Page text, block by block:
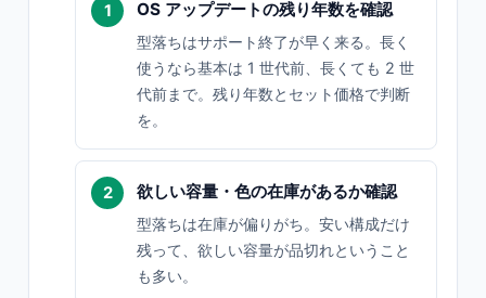
OS アップデートの残り年数を確認
型落ちはサポート終了が早く来る。長く
使うなら基本は 1 世代前、長くても 2 世
代前まで。残り年数とセット価格で判断
を。
欲しい容量・色の在庫があるか確認
型落ちは在庫が偏りがち。安い構成だけ
残って、欲しい容量が品切れということ
も多い。